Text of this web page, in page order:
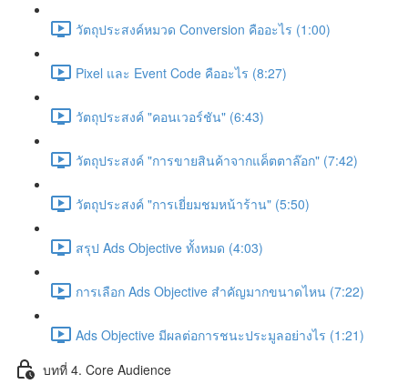
วัตถุประสงค์หมวด Conversion คืออะไร (1:00)
Pixel และ Event Code คืออะไร (8:27)
วัตถุประสงค์ "คอนเวอร์ชัน" (6:43)
วัตถุประสงค์ "การขายสินค้าจากแค็ตตาล๊อก" (7:42)
วัตถุประสงค์ "การเยี่ยมชมหน้าร้าน" (5:50)
สรุป Ads Objective ทั้งหมด (4:03)
การเลือก Ads Objective สำคัญมากขนาดไหน (7:22)
Ads Objective มีผลต่อการชนะประมูลอย่างไร (1:21)
บทที่ 4. Core Audience